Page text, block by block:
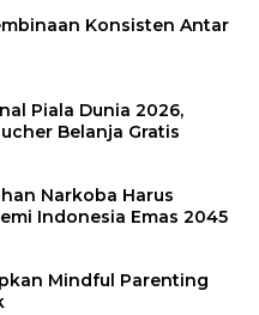
Konsisten Antar
Piala Dunia 2026,
Belanja Gratis
Narkoba Harus
Indonesia Emas 2045
Mindful Parenting